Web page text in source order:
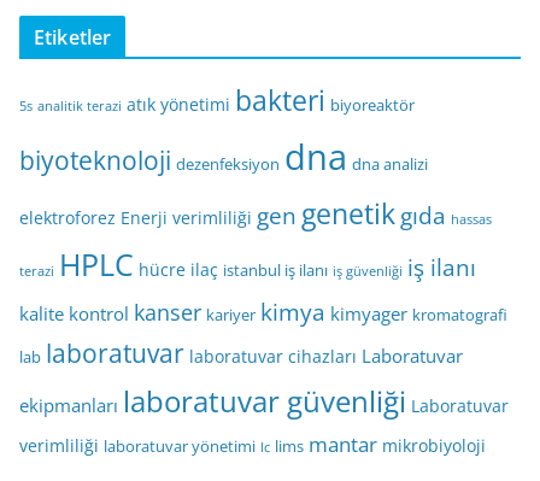
Etiketler
5s analitik terazi atık yönetimi bakteri biyoreaktör
biyoteknoloji dezenfeksiyon dna dna analizi
elektroforez Enerji verimliliği gen genetikgıda hassas
terazi HPLC hücre ilaç istanbul iş ilanı iş güvenliği iş ilanı
kalite kontrol kanser kariyer kimya kimyager kromatografi
lab laboratuvar laboratuvar cihazları Laboratuvar
ekipmanları laboratuvar güvenliği Laboratuvar
verimliliği laboratuvar yönetimi lc lims mantar mikrobiyoloji